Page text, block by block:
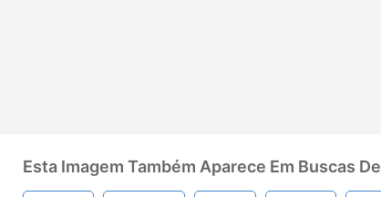
Esta Imagem Também Aparece Em Buscas De